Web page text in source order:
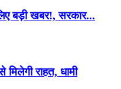
बड़ी खबर!, सरकार...
मिलेगी राहत, धामी